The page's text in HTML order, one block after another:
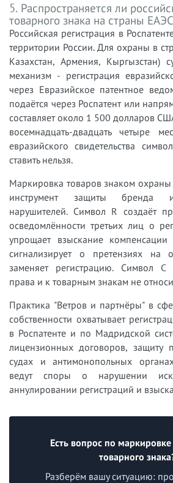
5. Распространяется ли
товарного знака на страны
Российская регистрация в
территории России. Для охраны в
Казахстан, Армения, Кыргызстан)
механизм - регистрация
через Евразийское патентное
подаётся через Роспатент или
составляет около 1 500 долларов
восемнадцать-двадцать четыре
евразийского свидетельства
ставить нельзя.
Маркировка товаров знаком
инструмент защиты бренда
нарушителей. Символ R создаёт
осведомлённости третьих лиц о
упрощает взыскание
сигнализирует о претензиях на
заменяет регистрацию. Символ C
права и к товарным знакам не
Практика "Ветров и партнёры" в
собственности охватывает
в Роспатенте и по Мадридской
лицензионных договоров, защиту
судах и антимонопольных
ведут споры о нарушении
аннулировании регистраций и
Есть вопрос по
товарного
Разберём вашу ситуацию: